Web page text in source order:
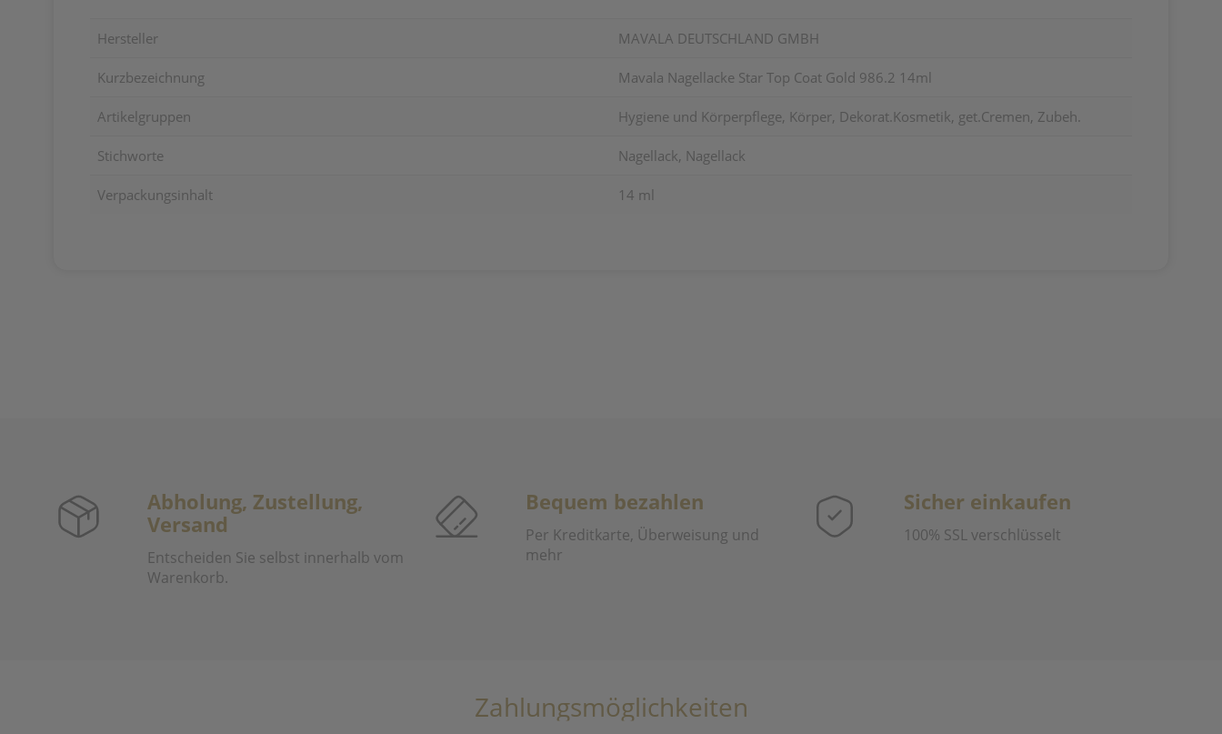
Hersteller MAVALA DEUTSCHLAND GMBH
Kurzbezeichnung Mavala Nagellacke Star Top Coat Gold 986.2 14ml
Artikelgruppen Hygiene und Körperpflege, Körper, Dekorat.Kosmetik, get.Cremen, Zubeh.
Stichworte Nagellack, Nagellack
Verpackungsinhalt 14 ml
Abholung, Zustellung,
Versand
Entscheiden Sie selbst innerhalb vom
Warenkorb.
Bequem bezahlen
Per Kreditkarte, Überweisung und
mehr
Sicher einkaufen
100% SSL verschlüsselt
Zahlungsmöglichkeiten